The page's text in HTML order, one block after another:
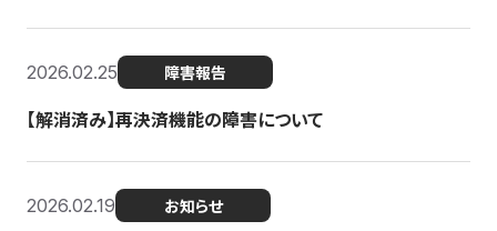
2026.02.25 障害報告
【解消済み】再決済機能の障害について
2026.02.19 お知らせ